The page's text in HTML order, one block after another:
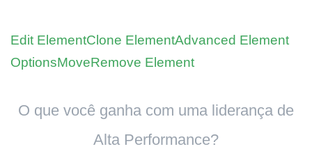
Edit ElementClone ElementAdvanced Element
OptionsMoveRemove Element
O que você ganha com uma liderança de
Alta Performance?